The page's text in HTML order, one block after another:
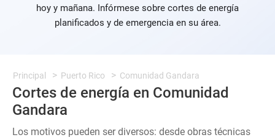
hoy y mañana. Infórmese sobre cortes de energía
planificados y de emergencia en su área.
Principal Puerto Rico Comunidad Gandara
Cortes de energía en Comunidad
Gandara
Los motivos pueden ser diversos: desde obras técnicas